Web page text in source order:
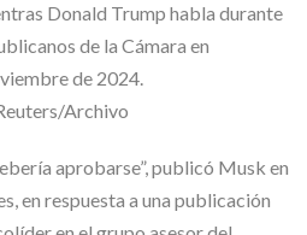
Donald Trump habla durante
de la Cámara en
de 2024.
Archivo
aprobarse”, publicó Musk en
en respuesta a una publicación